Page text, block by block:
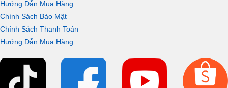
Hướng Dẫn Mua Hàng
Chính Sách Bảo Mật
Chính Sách Thanh Toán
Hướng Dẫn Mua Hàng